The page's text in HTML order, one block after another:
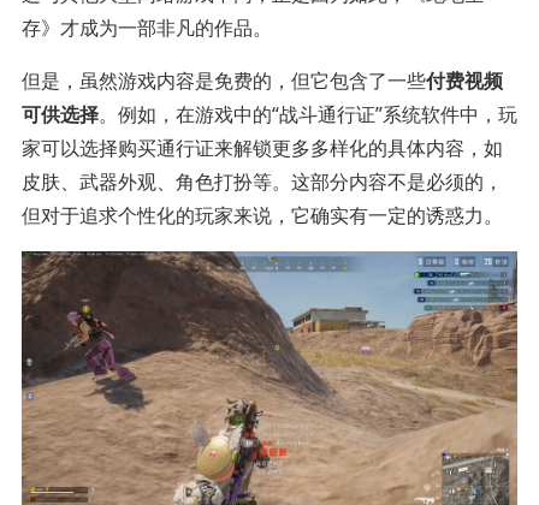
存》才成为一部非凡的作品。
但是，虽然游戏内容是免费的，但它包含了一些付费视频
可供选择。例如，在游戏中的“战斗通行证”系统软件中，玩
家可以选择购买通行证来解锁更多多样化的具体内容，如
皮肤、武器外观、角色打扮等。这部分内容不是必须的，
但对于追求个性化的玩家来说，它确实有一定的诱惑力。